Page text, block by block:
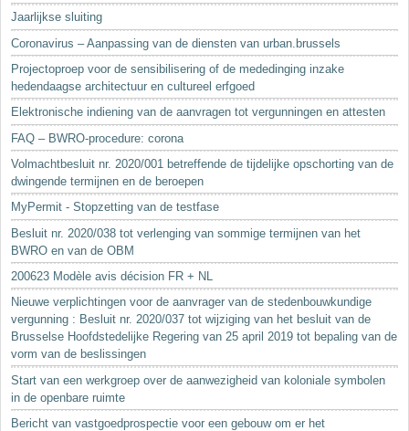
Jaarlijkse sluiting
Coronavirus – Aanpassing van de diensten van urban.brussels
Projectoproep voor de sensibilisering of de mededinging inzake
hedendaagse architectuur en cultureel erfgoed
Elektronische indiening van de aanvragen tot vergunningen en attesten
FAQ – BWRO-procedure: corona
Volmachtbesluit nr. 2020/001 betreffende de tijdelijke opschorting van de
dwingende termijnen en de beroepen
MyPermit - Stopzetting van de testfase
Besluit nr. 2020/038 tot verlenging van sommige termijnen van het
BWRO en van de OBM
200623 Modèle avis décision FR + NL
Nieuwe verplichtingen voor de aanvrager van de stedenbouwkundige
vergunning : Besluit nr. 2020/037 tot wijziging van het besluit van de
Brusselse Hoofdstedelijke Regering van 25 april 2019 tot bepaling van de
vorm van de beslissingen
Start van een werkgroep over de aanwezigheid van koloniale symbolen
in de openbare ruimte
Bericht van vastgoedprospectie voor een gebouw om er het